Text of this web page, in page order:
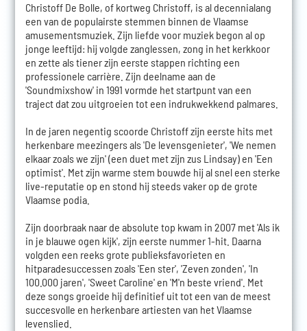
Christoff De Bolle, of kortweg Christoff, is al decennialang
een van de populairste stemmen binnen de Vlaamse
amusementsmuziek. Zijn liefde voor muziek begon al op
jonge leeftijd: hij volgde zanglessen, zong in het kerkkoor
en zette als tiener zijn eerste stappen richting een
professionele carrière. Zijn deelname aan de
'Soundmixshow' in 1991 vormde het startpunt van een
traject dat zou uitgroeien tot een indrukwekkend palmares.
In de jaren negentig scoorde Christoff zijn eerste hits met
herkenbare meezingers als 'De levensgenieter', 'We nemen
elkaar zoals we zijn' (een duet met zijn zus Lindsay) en 'Een
optimist'. Met zijn warme stem bouwde hij al snel een sterke
live-reputatie op en stond hij steeds vaker op de grote
Vlaamse podia.
Zijn doorbraak naar de absolute top kwam in 2007 met 'Als ik
in je blauwe ogen kijk', zijn eerste nummer 1-hit. Daarna
volgden een reeks grote publieksfavorieten en
hitparadesuccessen zoals 'Een ster', 'Zeven zonden', 'In
100.000 jaren', 'Sweet Caroline' en 'M'n beste vriend'. Met
deze songs groeide hij definitief uit tot een van de meest
succesvolle en herkenbare artiesten van het Vlaamse
levenslied.